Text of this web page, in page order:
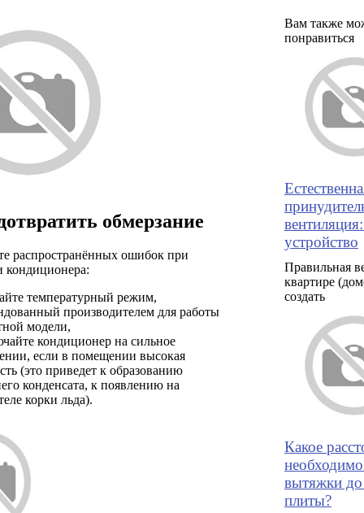
обмерзание
распространённых ошибок при
кондиционера:
температурный режим,
производителем для работы
модели,
кондиционер на сильное
если в помещении высокая
(это приведет к образованию
конденсата, к появлению на
корки льда).
Вам также
понравиться
устройство
Правильная
квартире
создать
Какое
вытяжки до
плиты?